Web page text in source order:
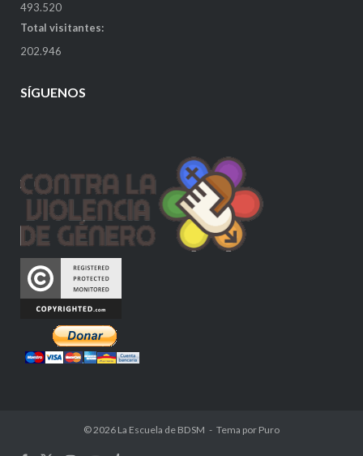
493.520
Total visitantes:
202.946
SÍGUENOS
© 2026 La Escuela de BDSM Tema por Puro